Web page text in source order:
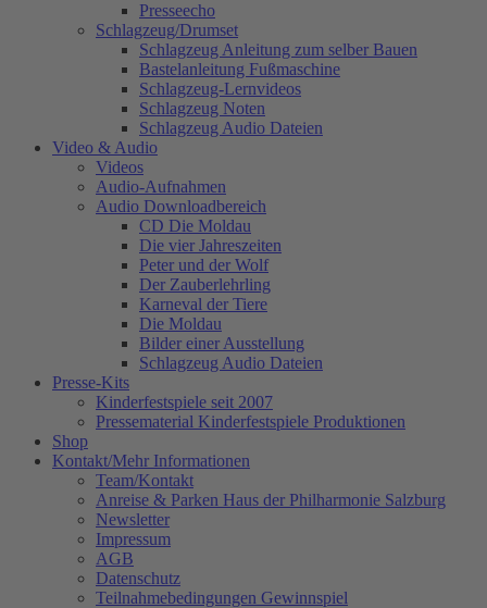
Presseecho
Schlagzeug/Drumset
Schlagzeug Anleitung zum selber Bauen
Bastelanleitung Fußmaschine
Schlagzeug-Lernvideos
Schlagzeug Noten
Schlagzeug Audio Dateien
Video & Audio
Videos
Audio-Aufnahmen
Audio Downloadbereich
CD Die Moldau
Die vier Jahreszeiten
Peter und der Wolf
Der Zauberlehrling
Karneval der Tiere
Die Moldau
Bilder einer Ausstellung
Schlagzeug Audio Dateien
Presse-Kits
Kinderfestspiele seit 2007
Pressematerial Kinderfestspiele Produktionen
Shop
Kontakt/Mehr Informationen
Team/Kontakt
Anreise & Parken Haus der Philharmonie Salzburg
Newsletter
Impressum
AGB
Datenschutz
Teilnahmebedingungen Gewinnspiel